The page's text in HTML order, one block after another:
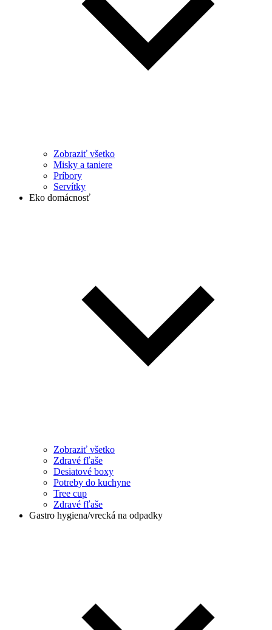
Zobraziť všetko
Misky a taniere
Príbory
Servítky
Eko domácnosť
Zobraziť všetko
Zdravé fľaše
Desiatové boxy
Potreby do kuchyne
Tree cup
Zdravé fľaše
Gastro hygiena/vrecká na odpadky